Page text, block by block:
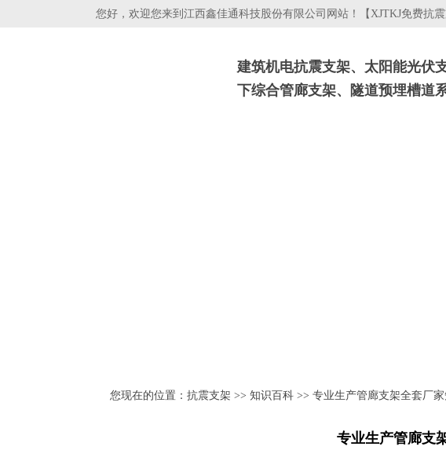
您好，欢迎您来到江西鑫佳通科技股份有限公司网站！【XJTKJ免费抗震
建筑机电抗震支架、太阳能光伏
下综合管廊支架、隧道预埋槽道
您现在的位置： 抗震支架 >> 知识百科>> 专业生产管廊支架全套厂
专业生产管廊支